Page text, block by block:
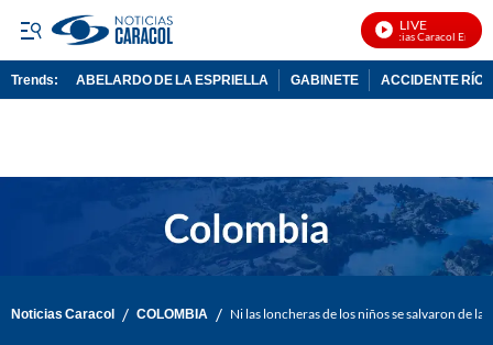
LIVE
Noticias Caracol En Vivo
Trends: ABELARDO DE LA ESPRIELLA GABINETE ACCIDENTE RÍO
Noticias Caracol / COLOMBIA / Ni las loncheras de los niños se salvaron de